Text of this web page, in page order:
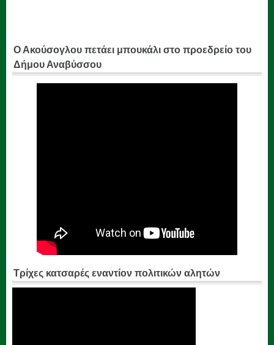
Ο Ακούσογλου πετάει μπουκάλι στο προεδρείο του
Δήμου Αναβύσσου
Τρίχες κατσαρές εναντίον πολιτικών αλητών